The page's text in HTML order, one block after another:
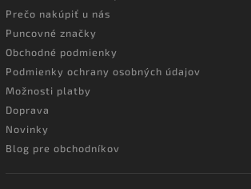
Prečo nakúpiť u nás
Puncovné značky
Obchodné podmienky
Podmienky ochrany osobných údajov
Možnosti platby
Doprava
Novinky
Blog pre obchodníkov